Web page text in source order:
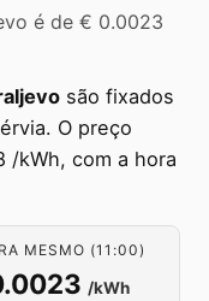
é de € 0.0023
são fixados
O preço
/kWh, com a hora
MESMO (11:00)
/kWh